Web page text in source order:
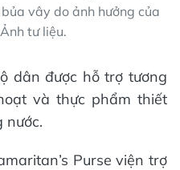
vây do ảnh hưởng của
tư liệu.
dân được hỗ trợ tương
và thực phẩm thiết
nước.
Purse viện trợ